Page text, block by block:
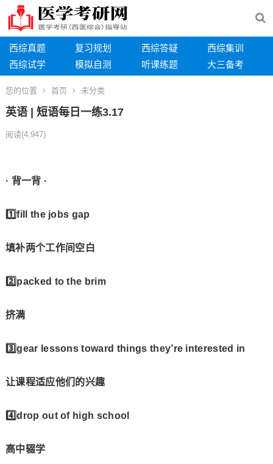
西综真题 复习规划 西综答疑
西综集训
西综试学
模拟自测 听课练题 大三备考
您的位置 首页 未分类
英语 | 短语每日一练3.17
阅读(4,947)
· 背一背 ·
1️⃣fill the jobs gap
填补两个工作间空白
2️⃣packed to the brim
挤满
3️⃣gear lessons toward things they’re interested in
让课程适应他们的兴趣
4️⃣drop out of high school
高中辍学